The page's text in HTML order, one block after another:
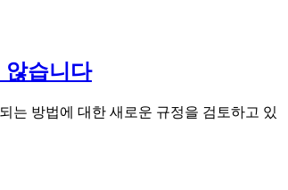
않습니다
는 방법에 대한 새로운 규정을 검토하고 있